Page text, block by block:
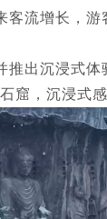
流增长，
出沉浸式
窟，沉浸式感